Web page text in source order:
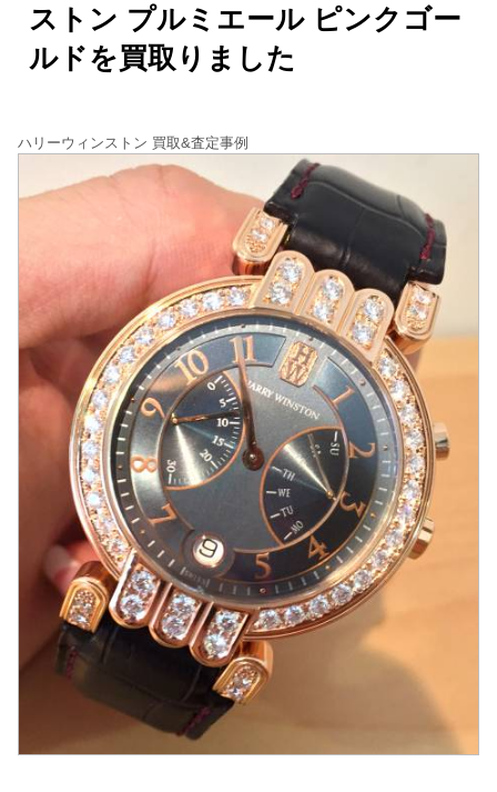
ストン プルミエール ピンクゴー
ルドを買取りました
ハリーウィンストン 買取&査定事例